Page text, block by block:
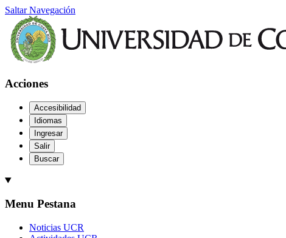
Saltar Navegación
Acciones
Accesibilidad
Idiomas
Ingresar
Salir
Buscar
Menu Pestana
Noticias UCR